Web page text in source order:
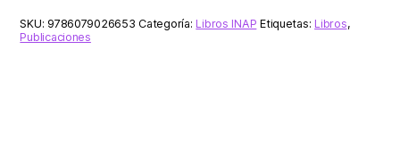
SKU: 9786079026653 Categoría: Libros INAP Etiquetas: Libros,
Publicaciones